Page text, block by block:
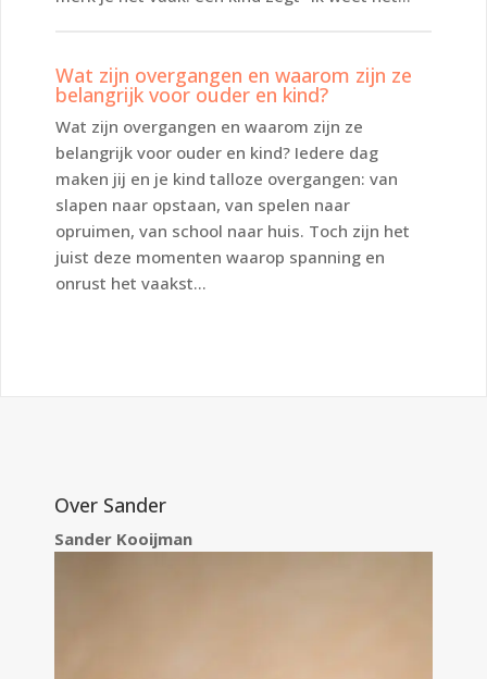
Wat zijn overgangen en waarom zijn ze
belangrijk voor ouder en kind?
Wat zijn overgangen en waarom zijn ze
belangrijk voor ouder en kind? Iedere dag
maken jij en je kind talloze overgangen: van
slapen naar opstaan, van spelen naar
opruimen, van school naar huis. Toch zijn het
juist deze momenten waarop spanning en
onrust het vaakst...
Over Sander
Sander Kooijman